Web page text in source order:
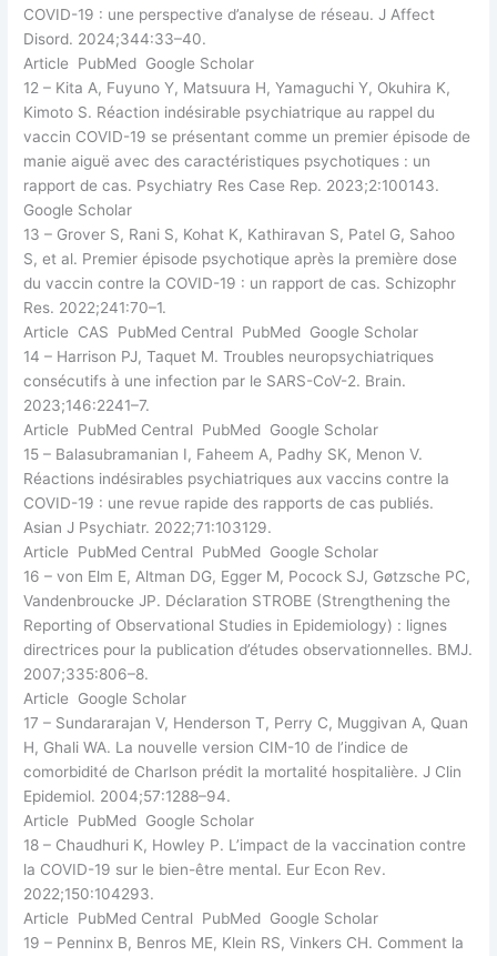
COVID-19 : une perspective d’analyse de réseau. J Affect
Disord. 2024;344:33–40.
Article PubMed Google Scholar
12 – Kita A, Fuyuno Y, Matsuura H, Yamaguchi Y, Okuhira K,
Kimoto S. Réaction indésirable psychiatrique au rappel du
vaccin COVID-19 se présentant comme un premier épisode de
manie aiguë avec des caractéristiques psychotiques : un
rapport de cas. Psychiatry Res Case Rep. 2023;2:100143.
Google Scholar
13 – Grover S, Rani S, Kohat K, Kathiravan S, Patel G, Sahoo
S, et al. Premier épisode psychotique après la première dose
du vaccin contre la COVID-19 : un rapport de cas. Schizophr
Res. 2022;241:70–1.
Article CAS PubMed Central PubMed Google Scholar
14 – Harrison PJ, Taquet M. Troubles neuropsychiatriques
consécutifs à une infection par le SARS-CoV-2. Brain.
2023;146:2241–7.
Article PubMed Central PubMed Google Scholar
15 – Balasubramanian I, Faheem A, Padhy SK, Menon V.
Réactions indésirables psychiatriques aux vaccins contre la
COVID-19 : une revue rapide des rapports de cas publiés.
Asian J Psychiatr. 2022;71:103129.
Article PubMed Central PubMed Google Scholar
16 – von Elm E, Altman DG, Egger M, Pocock SJ, Gøtzsche PC,
Vandenbroucke JP. Déclaration STROBE (Strengthening the
Reporting of Observational Studies in Epidemiology) : lignes
directrices pour la publication d’études observationnelles. BMJ.
2007;335:806–8.
Article Google Scholar
17 – Sundararajan V, Henderson T, Perry C, Muggivan A, Quan
H, Ghali WA. La nouvelle version CIM-10 de l’indice de
comorbidité de Charlson prédit la mortalité hospitalière. J Clin
Epidemiol. 2004;57:1288–94.
Article PubMed Google Scholar
18 – Chaudhuri K, Howley P. L’impact de la vaccination contre
la COVID-19 sur le bien-être mental. Eur Econ Rev.
2022;150:104293.
Article PubMed Central PubMed Google Scholar
19 – Penninx B, Benros ME, Klein RS, Vinkers CH. Comment la